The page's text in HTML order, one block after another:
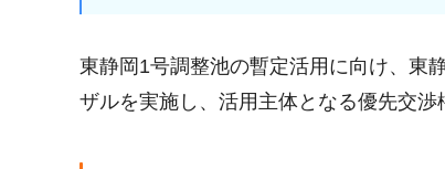
東静岡1号調整池の暫定活用に向け、東
ザルを実施し、活用主体となる優先交渉